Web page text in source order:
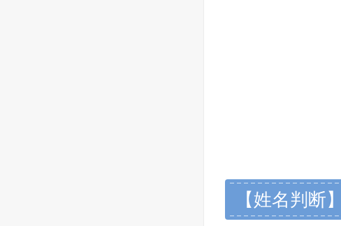
【姓名判